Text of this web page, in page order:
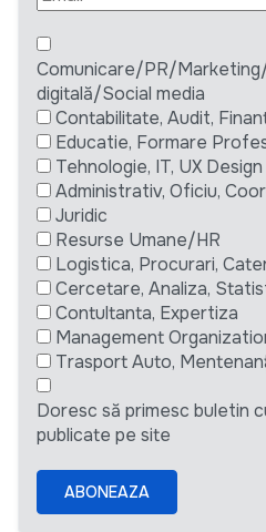
Comunicare/PR/
digitală/Social media
Contabilitate, Audit,
Educatie, Formare
Tehnologie, IT, UX Design
Administrativ, Oficiu,
Juridic
Resurse Umane/HR
Logistica, Procurari,
Cercetare, Analiza,
Contultanta, Expertiza
Management
Trasport Auto,
Doresc să primesc buletin
publicate pe site
ABONEAZA